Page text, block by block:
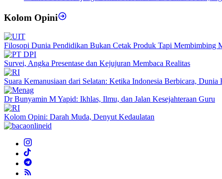
Kolom Opini
Filosopi Dunia Pendidikan Bukan Cetak Produk Tapi Membimbing
Survei, Angka Presentase dan Kejujuran Membaca Realitas
Suara Kemanusiaan dari Selatan: Ketika Indonesia Berbicara, Dunia
Dr Bunyamin M Yapid: Ikhlas, Ilmu, dan Jalan Kesejahteraan Guru
Kolom Opini: Darah Muda, Denyut Kedaulatan